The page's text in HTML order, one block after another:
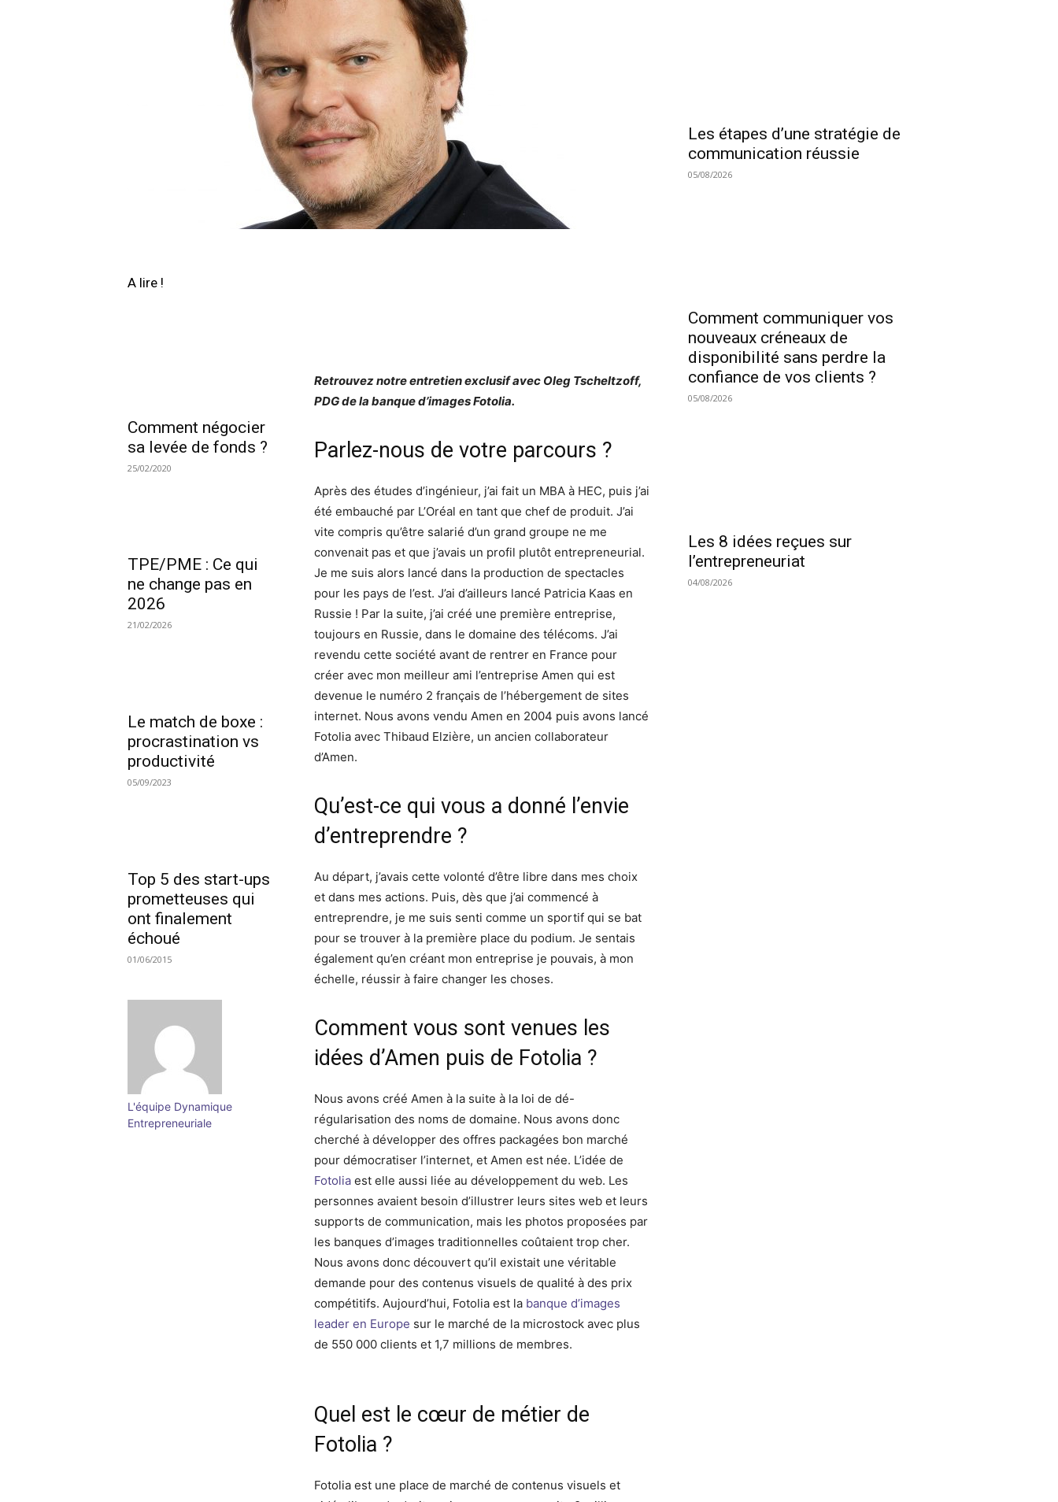
A lire !
Comment négocier
sa levée de fonds ?
25/02/2020
TPE/PME : Ce qui
ne change pas en
2026
21/02/2026
Le match de boxe :
procrastination vs
productivité
05/09/2023
Top 5 des start-ups
prometteuses qui
ont finalement
échoué
01/06/2015
L'équipe Dynamique
Entrepreneuriale
Retrouvez notre entretien exclusif avec Oleg Tscheltzoff,
PDG de la banque d’images Fotolia.
Parlez-nous de votre parcours ?
Après des études d’ingénieur, j’ai fait un MBA à HEC, puis j’ai
été embauché par L’Oréal en tant que chef de produit. J’ai
vite compris qu’être salarié d’un grand groupe ne me
convenait pas et que j’avais un profil plutôt entrepreneurial.
Je me suis alors lancé dans la production de spectacles
pour les pays de l’est. J’ai d’ailleurs lancé Patricia Kaas en
Russie ! Par la suite, j’ai créé une première entreprise,
toujours en Russie, dans le domaine des télécoms. J’ai
revendu cette société avant de rentrer en France pour
créer avec mon meilleur ami l’entreprise Amen qui est
devenue le numéro 2 français de l’hébergement de sites
internet. Nous avons vendu Amen en 2004 puis avons lancé
Fotolia avec Thibaud Elzière, un ancien collaborateur
d’Amen.
Qu’est-ce qui vous a donné l’envie
d’entreprendre ?
Au départ, j’avais cette volonté d’être libre dans mes choix
et dans mes actions. Puis, dès que j’ai commencé à
entreprendre, je me suis senti comme un sportif qui se bat
pour se trouver à la première place du podium. Je sentais
également qu’en créant mon entreprise je pouvais, à mon
échelle, réussir à faire changer les choses.
Comment vous sont venues les
idées d’Amen puis de Fotolia ?
Nous avons créé Amen à la suite à la loi de dé-
régularisation des noms de domaine. Nous avons donc
cherché à développer des offres packagées bon marché
pour démocratiser l’internet, et Amen est née. L’idée de
Fotolia est elle aussi liée au développement du web. Les
personnes avaient besoin d’illustrer leurs sites web et leurs
supports de communication, mais les photos proposées par
les banques d’images traditionnelles coûtaient trop cher.
Nous avons donc découvert qu’il existait une véritable
demande pour des contenus visuels de qualité à des prix
compétitifs. Aujourd’hui, Fotolia est la banque d’images
leader en Europe sur le marché de la microstock avec plus
de 550 000 clients et 1,7 millions de membres.
Quel est le cœur de métier de
Fotolia ?
Fotolia est une place de marché de contenus visuels et
Les étapes d’une stratégie de
communication réussie
05/08/2026
Comment communiquer vos
nouveaux créneaux de
disponibilité sans perdre la
confiance de vos clients ?
05/08/2026
Les 8 idées reçues sur
l’entrepreneuriat
04/08/2026